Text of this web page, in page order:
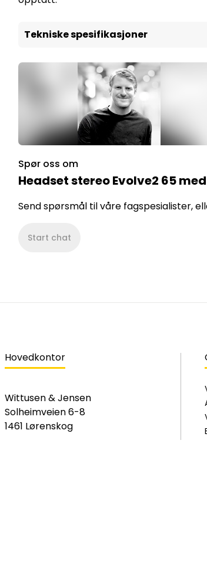
Tekniske spesifikasjoner
Spør oss om
Headset stereo Evolve2 65
Send spørsmål til våre fagspesialister,
Start chat
Hovedkontor
Wittusen & Jensen
Solheimveien 6-8
1461 Lørenskog